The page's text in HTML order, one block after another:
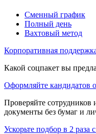
Сменный график
Полный день
Вахтовый метод
Корпоративная
Какой соцпакет вы
Оформляйте кандидатов
Проверяйте
документы без бумаг и
Ускорьте подбор в 2 раза